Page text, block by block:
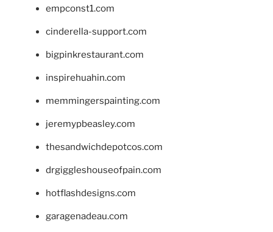
empconst1.com
cinderella-support.com
bigpinkrestaurant.com
inspirehuahin.com
memmingerspainting.com
jeremypbeasley.com
thesandwichdepotcos.com
drgiggleshouseofpain.com
hotflashdesigns.com
garagenadeau.com